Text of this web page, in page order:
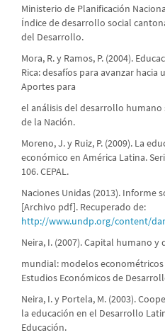
Ministerio de Planificación
Índice de desarrollo social
del Desarrollo.
Mora, R. y Ramos, P. (2004).
Rica: desafíos para avanzar hacia
Aportes para
el análisis del desarrollo humano
de la Nación.
Moreno, J. y Ruiz, P. (2009). La
económico en América Latina.
106. CEPAL.
Naciones Unidas (2013). Informe
[Archivo pdf]. Recuperado de:
http://www.undp.org/content/
Neira, I. (2007). Capital humano
mundial: modelos econométricos
Estudios Económicos de
Neira, I. y Portela, M. (2003).
la educación en el Desarrollo
Educación.